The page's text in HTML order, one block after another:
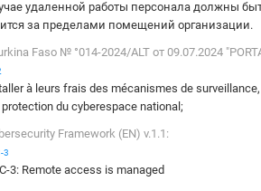
удаленной работы персонала должны
за пределами помещений организации.
Faso № °014-2024/ALT от 09.07.2024
à leurs frais des mécanismes de
protection du cyberespace national;
Framework (EN) v.1.1:
3
3: Remote access is managed